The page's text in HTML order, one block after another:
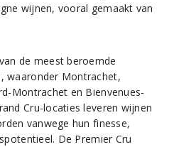
wijnen, vooral gemaakt van
de meest beroemde
waaronder Montrachet,
Montrachet en Bienvenues-
Cru-locaties leveren wijnen
vanwege hun finesse,
De Premier Cru